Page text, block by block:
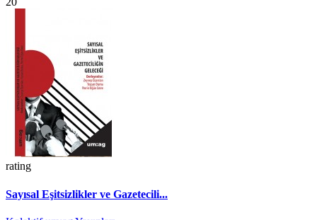
rating
Sayısal Eşitsizlikler ve Gazetecili...